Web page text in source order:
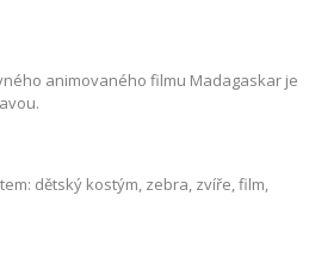
animovaného filmu Madagaskar je
dětský kostým, zebra, zvíře, film,